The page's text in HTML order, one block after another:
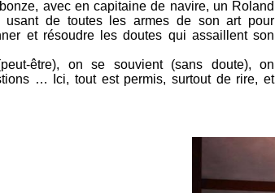
avec en capitaine de navire, un Roland
usant de toutes les armes de son art pour
et résoudre les doutes qui assaillent son
être), on se souvient (sans doute), on
… Ici, tout est permis, surtout de rire, et